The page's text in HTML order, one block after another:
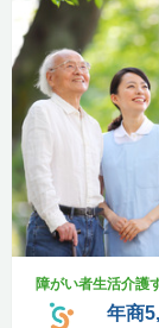
障がい者生活介護
年商